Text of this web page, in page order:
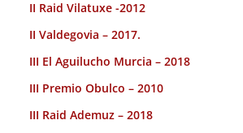
II Raid Vilatuxe -2012
II Valdegovia – 2017.
III El Aguilucho Murcia – 2018
III Premio Obulco – 2010
III Raid Ademuz – 2018